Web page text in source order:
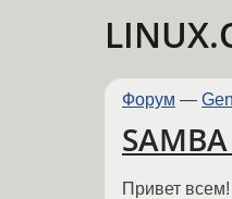
Форум —
Привет